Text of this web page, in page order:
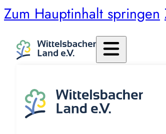
Zum Hauptinhalt springen